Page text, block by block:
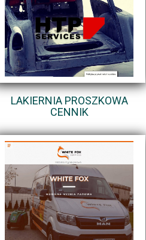
LAKIERNIA PROSZKOWA
CENNIK